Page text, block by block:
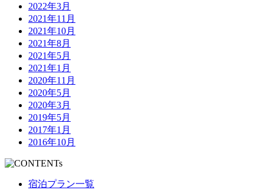
2022年3月
2021年11月
2021年10月
2021年8月
2021年5月
2021年1月
2020年11月
2020年5月
2020年3月
2019年5月
2017年1月
2016年10月
宿泊プラン一覧